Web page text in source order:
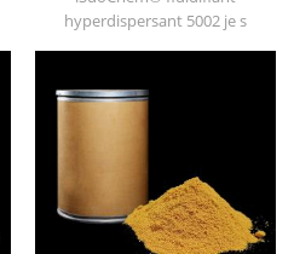
hyperdispersant 5002 je s
benzidine. l'agent dispersant
5002 également appelé agent
de pigments organiques
rouge & pigment jaune dans
l'huile & solvant à base avec